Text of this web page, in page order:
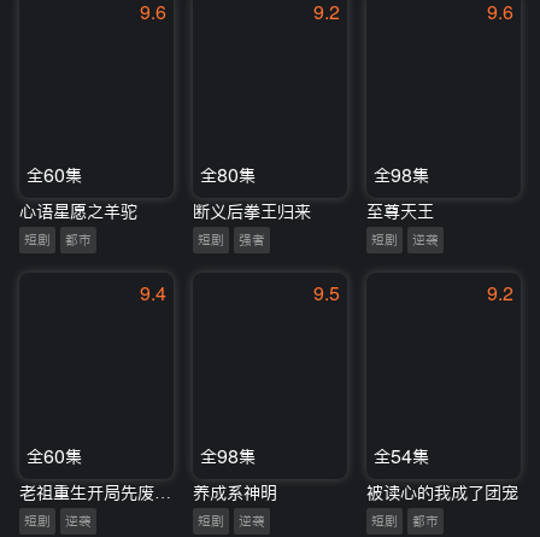
9.6
全60集
心语星愿之羊驼
短剧 都市
9.2
全80集
断义后拳王归来
短剧 强者
9.6
全98集
至尊天王
短剧 逆袭
9.4
全60集
短剧 逆袭
9.5
全98集
养成系神明
短剧 逆袭
9.2
全54集
被读心的我成了团宠
短剧 都市